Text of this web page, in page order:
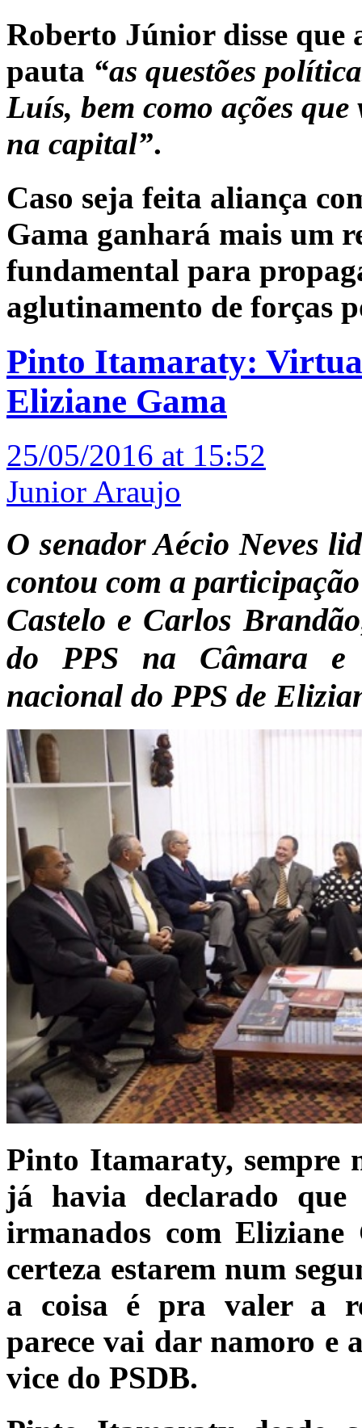
Roberto Júnior disse que
pauta “as questões
Luís, bem como ações
na capital”.
Caso seja feita aliança
Gama ganhará mais um
fundamental para
aglutinamento de forças
Pinto Itamaraty:
Eliziane Gama
25/05/2016 at 15:52
Junior Araujo
O senador Aécio Neves
contou com a
Castelo e Carlos
do PPS na Câmara e
nacional do PPS de
Pinto Itamaraty, sempre
já havia declarado que
irmanados com
certeza estarem num
a coisa é pra valer a
parece vai dar namoro e
vice do PSDB.